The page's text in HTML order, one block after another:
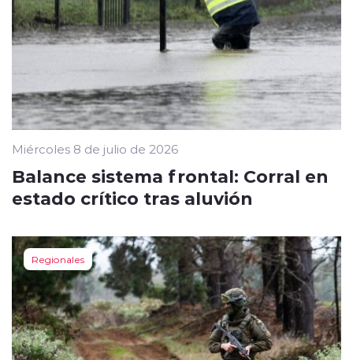
Miércoles 8 de julio de 2026
Balance sistema frontal: Corral en
estado crítico tras aluvión
Regionales